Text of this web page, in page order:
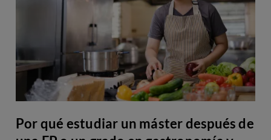
Por qué estudiar un máster después de